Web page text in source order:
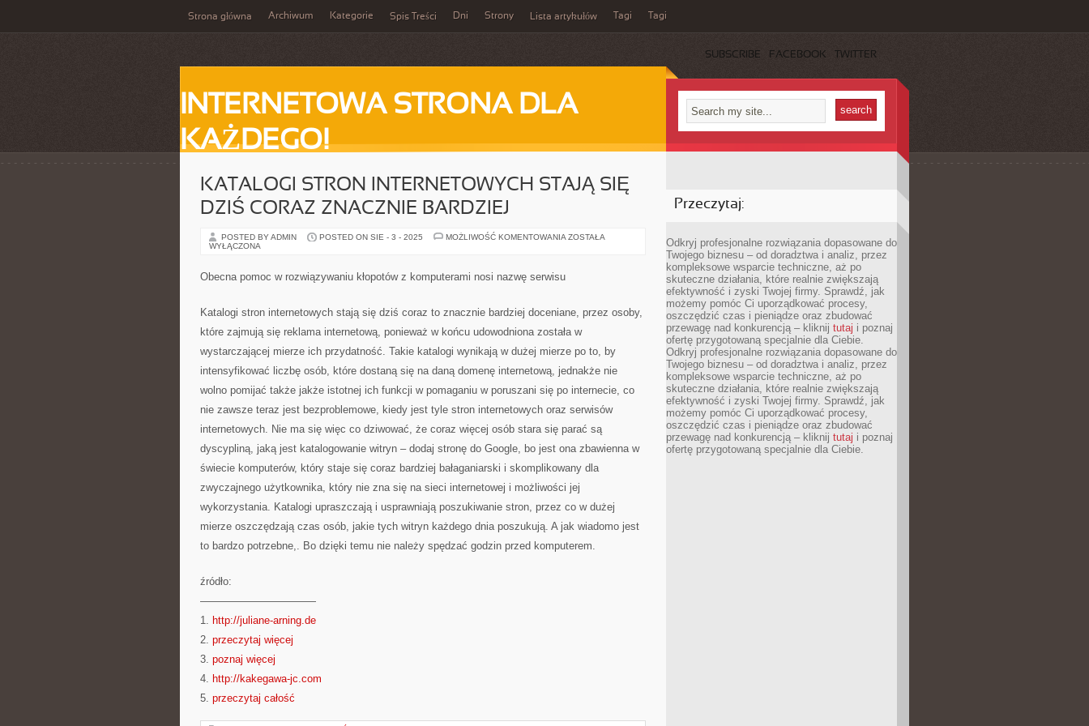
Strona główna Archiwum Kategorie Spis Treści Dni Strony Lista artykułów Tagi Tagi
SUBSCRIBE FACEBOOK TWITTER
INTERNETOWA STRONA DLA
KAŻDEGO!
KATALOGI STRON INTERNETOWYCH STAJĄ SIĘ
DZIŚ CORAZ ZNACZNIE BARDZIEJ
POSTED BY ADMIN POSTED ON SIE - 3 - 2025 MOŻLIWOŚĆ KOMENTOWANIA KATALOGI
ZOSTAŁA
WYŁĄCZONA
Obecna pomoc w rozwiązywaniu kłopotów z komputerami nosi nazwę serwisu
Katalogi stron internetowych stają się dziś coraz to znacznie bardziej doceniane, przez osoby,
które zajmują się reklama internetową, ponieważ w końcu udowodniona została w
wystarczającej mierze ich przydatność. Takie katalogi wynikają w dużej mierze po to, by
intensyfikować liczbę osób, które dostaną się na daną domenę internetową, jednakże nie
wolno pomijać także jakże istotnej ich funkcji w pomaganiu w poruszani się po internecie, co
nie zawsze teraz jest bezproblemowe, kiedy jest tyle stron internetowych oraz serwisów
internetowych. Nie ma się więc co dziwować, że coraz więcej osób stara się parać są
dyscypliną, jaką jest katalogowanie witryn – dodaj stronę do Google, bo jest ona zbawienna w
świecie komputerów, który staje się coraz bardziej bałaganiarski i skomplikowany dla
zwyczajnego użytkownika, który nie zna się na sieci internetowej i możliwości jej
wykorzystania. Katalogi upraszczają i usprawniają poszukiwanie stron, przez co w dużej
mierze oszczędzają czas osób, jakie tych witryn każdego dnia poszukują. A jak wiadomo jest
to bardzo potrzebne,. Bo dzięki temu nie należy spędzać godzin przed komputerem.
źródło:
———————————
1. http://juliane-arning.de
2. przeczytaj więcej
3. poznaj więcej
4. http://kakegawa-jc.com
5. przeczytaj całość
Przeczytaj:
Odkryj profesjonalne rozwiązania dopasowane do
Twojego biznesu – od doradztwa i analiz, przez
kompleksowe wsparcie techniczne, aż po
skuteczne działania, które realnie zwiększają
efektywność i zyski Twojej firmy. Sprawdź, jak
możemy pomóc Ci uporządkować procesy,
oszczędzić czas i pieniądze oraz zbudować
przewagę nad konkurencją – kliknij tutaj i poznaj
ofertę przygotowaną specjalnie dla Ciebie.
Odkryj profesjonalne rozwiązania dopasowane do
Twojego biznesu – od doradztwa i analiz, przez
kompleksowe wsparcie techniczne, aż po
skuteczne działania, które realnie zwiększają
efektywność i zyski Twojej firmy. Sprawdź, jak
możemy pomóc Ci uporządkować procesy,
oszczędzić czas i pieniądze oraz zbudować
przewagę nad konkurencją – kliknij tutaj i poznaj
ofertę przygotowaną specjalnie dla Ciebie.